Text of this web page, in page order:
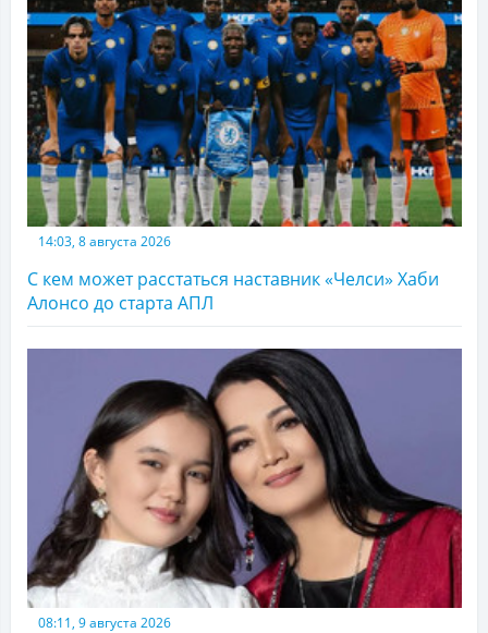
14:03, 8 августа 2026
С кем может расстаться наставник «Челси» Хаби
Алонсо до старта АПЛ
08:11, 9 августа 2026